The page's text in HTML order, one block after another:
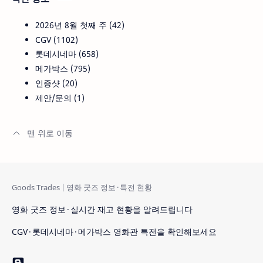
2026년 8월 첫째 주 42
CGV 1102
롯데시네마 658
메가박스 795
인증샷 20
제안/문의
1
영화 굿즈 정보 · 실시간 재고 현황을 알려드립니다
CGV · 롯데시네마 · 메가박스 영화관 특전을 확인해보세요